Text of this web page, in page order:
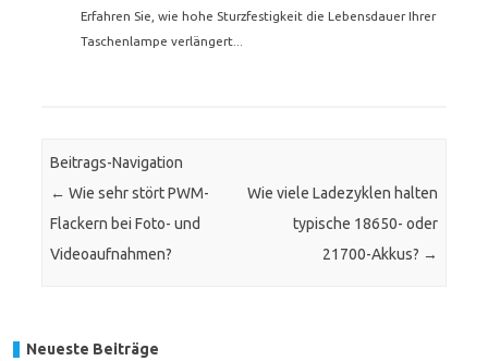
Erfahren Sie, wie hohe Sturzfestigkeit die Lebensdauer Ihrer
Taschenlampe verlängert...
Beitrags-Navigation
← Wie sehr stört PWM-
Flackern bei Foto- und
Videoaufnahmen?
Wie viele Ladezyklen halten
typische 18650- oder
21700-Akkus? →
Neueste Beiträge